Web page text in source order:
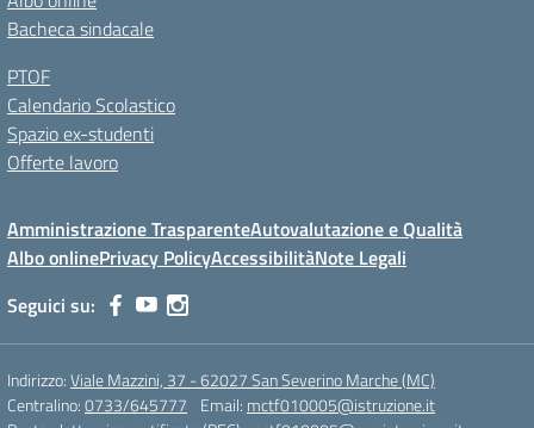
Bacheca sindacale
PTOF
Calendario Scolastico
Spazio ex-studenti
Offerte lavoro
Amministrazione TrasparenteAutovalutazione e Qualità
Albo onlinePrivacy PolicyAccessibilitàNote Legali
Seguici su:
Indirizzo:Viale Mazzini, 37 - 62027 San Severino Marche (MC)
Centralino:0733/645777 Email: mctf010005@istruzione.it